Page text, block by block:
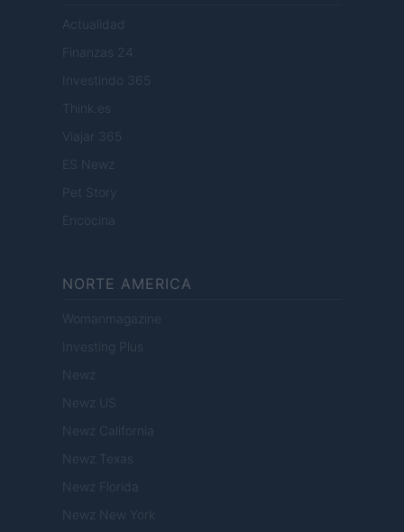
Actualidad
Finanzas 24
Investindo 365
Think.es
Viajar 365
ES Newz
Pet Story
Encocina
NORTE AMERICA
Womanmagazine
Investing Plus
Newz
Newz US
Newz California
Newz Texas
Newz Florida
Newz New York